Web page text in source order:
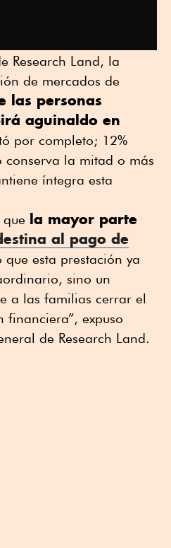
Research Land, la
de mercados de
las personas
aguinaldo en
por completo; 12%
la mitad o más
íntegra esta
la mayor parte
al pago de
que esta prestación ya
sino un
a las familias cerrar el
financiera”, expuso
de Research Land.